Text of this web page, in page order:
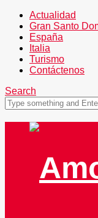
Actualidad
Gran Santo
España
Italia
Turismo
Contáctenos
Search